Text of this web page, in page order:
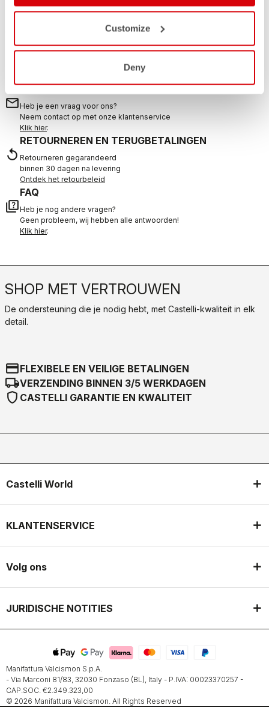
Customize
Deny
HULP NODIG?
Als je twijfelt of je ondersteuning nodig hebt, maak je geen
zorgen,
email
NEEM CONTACT MET ONS OP
Heb je een vraag voor ons?
Neem contact op met onze klantenservice
Klik hier.
replay
RETOURNEREN EN TERUGBETALINGEN
Retourneren gegarandeerd
binnen 30 dagen na levering
Ontdek het retourbeleid
quiz
FAQ
Heb je nog andere vragen?
Geen probleem, wij hebben alle antwoorden!
Klik hier.
SHOP MET VERTROUWEN
De ondersteuning die je nodig hebt, met Castelli-kwaliteit in elk
detail.
credit_cardFLEXIBELE EN VEILIGE BETALINGEN
local_shippingVERZENDING BINNEN 3/5 WERKDAGEN
shield CASTELLI GARANTIE EN KWALITEIT
Castelli World
KLANTENSERVICE
Volg ons
JURIDISCHE NOTITIES
Manifattura Valcismon S.p.A.
- Via Marconi 81/83, 32030 Fonzaso (BL), Italy - P.IVA: 00023370257 -
CAP.SOC. €2.349.323,00
© 2026 Manifattura Valcismon. All Rights Reserved